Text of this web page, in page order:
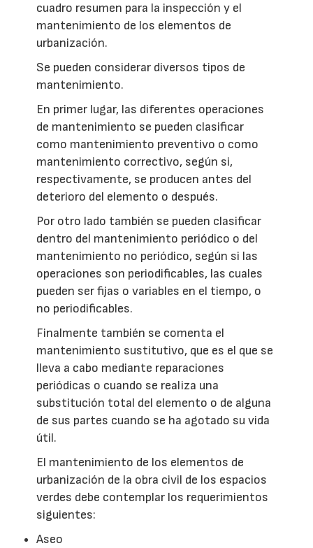
cuadro resumen para la inspección y el
mantenimiento de los elementos de
urbanización.
Se pueden considerar diversos tipos de
mantenimiento.
En primer lugar, las diferentes operaciones
de mantenimiento se pueden clasificar
como mantenimiento preventivo o como
mantenimiento correctivo, según si,
respectivamente, se producen antes del
deterioro del elemento o después.
Por otro lado también se pueden clasificar
dentro del mantenimiento periódico o del
mantenimiento no periódico, según si las
operaciones son periodificables, las cuales
pueden ser fijas o variables en el tiempo, o
no periodificables.
Finalmente también se comenta el
mantenimiento sustitutivo, que es el que se
lleva a cabo mediante reparaciones
periódicas o cuando se realiza una
substitución total del elemento o de alguna
de sus partes cuando se ha agotado su vida
útil.
El mantenimiento de los elementos de
urbanización de la obra civil de los espacios
verdes debe contemplar los requerimientos
siguientes:
Aseo